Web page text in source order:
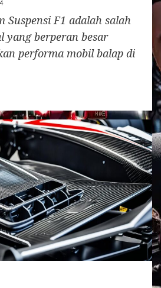
Suspensi F1 adalah salah
yang berperan besar
performa mobil balap di